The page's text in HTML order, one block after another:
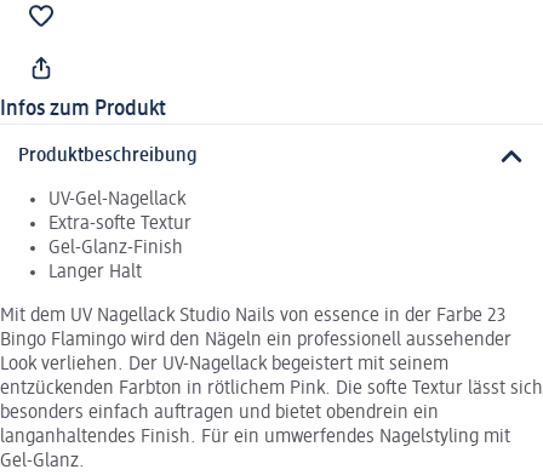
Infos zum Produkt
Produktbeschreibung
UV-Gel-Nagellack
Extra-softe Textur
Gel-Glanz-Finish
Langer Halt
Mit dem UV Nagellack Studio Nails von essence in der Farbe 23
Bingo Flamingo wird den Nägeln ein professionell aussehender
Look verliehen. Der UV-Nagellack begeistert mit seinem
entzückenden Farbton in rötlichem Pink. Die softe Textur lässt sich
besonders einfach auftragen und bietet obendrein ein
langanhaltendes Finish. Für ein umwerfendes Nagelstyling mit
Gel-Glanz.